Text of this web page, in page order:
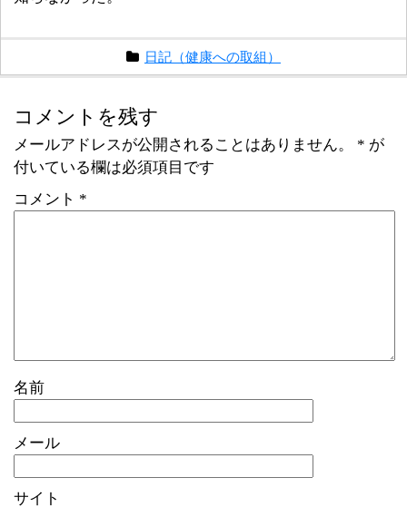
日記（健康への取組）
コメントを残す
メールアドレスが公開されることはありません。 * が
付いている欄は必須項目です
コメント *
名前
メール
サイト